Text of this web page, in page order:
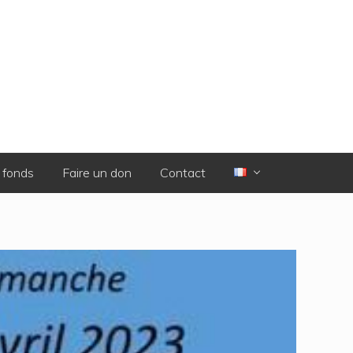
Faire un don Contact